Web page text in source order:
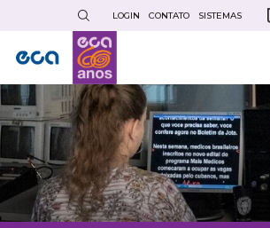
conteúdo
principal
LOGIN CONTATO SISTEMAS